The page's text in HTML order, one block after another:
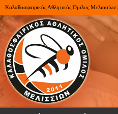
Καλαθοσφαιρικός Αθλητικός Όμιλος